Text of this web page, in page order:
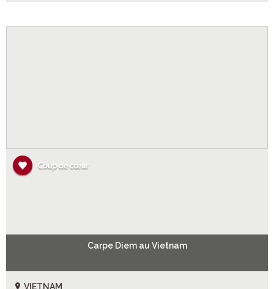
Carpe Diem au Vietnam
VIETNAM